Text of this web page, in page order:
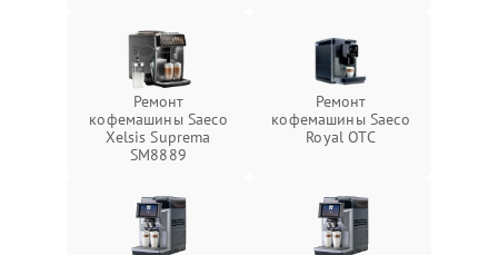
Ремонт
кофемашины Saeco
Xelsis Suprema
SM8889
Ремонт
кофемашины Saeco
Royal OTC